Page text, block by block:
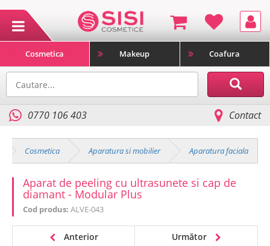
Cosmetica Makeup Coafura
0770 106 403 Contact
Cosmetica Aparatura si mobilier Aparatura faciala
Aparat de peeling cu ultrasunete si cap de
diamant - Modular Plus
Cod produs: ALVE-043
Anterior Următor